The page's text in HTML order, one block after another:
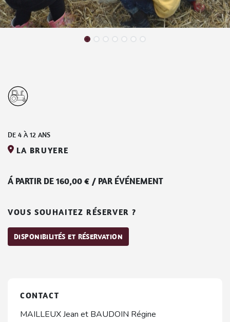
DE 4 À12 ANS
LA BRUYERE
Á PARTIR DE160,00€ / PAR ÉVÉNEMENT
VOUS SOUHAITEZ RÉSERVER ?
DISPONIBILITÉS ET RÉSERVATION
CONTACT
MAILLEUX Jean et BAUDOIN Régine